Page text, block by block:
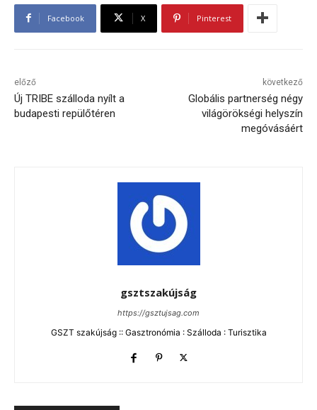
Facebook X Pinterest
előző
Új TRIBE szálloda nyílt a
budapesti repülőtéren
következő
Globális partnerség négy
világörökségi helyszín
megóvásáért
gsztszakújság
https://gsztujsag.com
GSZT szakújság :: Gasztronómia : Szálloda : Turisztika